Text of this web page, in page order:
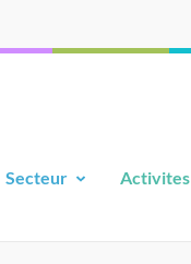
Secteur Activites